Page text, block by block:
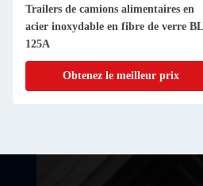
Condition personnalisée Vintage Food
Truck 600kg Capacité 220V/380V"
Obtenez le meilleur prix